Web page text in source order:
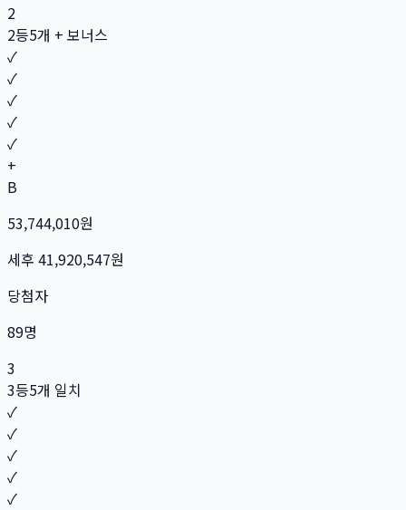
2
2등5개 + 보너스
✓
✓
✓
✓
✓
+
B
53,744,010원
세후 41,920,547원
당첨자
89명
3
3등5개 일치
✓
✓
✓
✓
✓